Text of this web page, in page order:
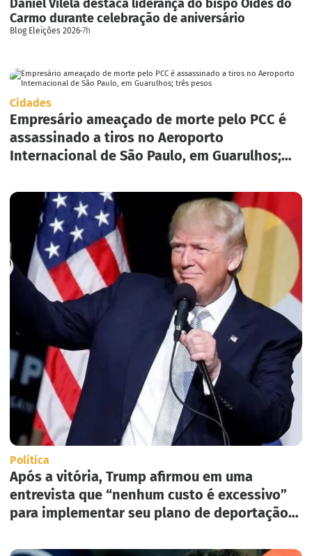
Daniel Vilela destaca liderança do bispo Oídes do
Carmo durante celebração de aniversário
Blog Eleições 2026·7h
Cidades
Empresário ameaçado de morte pelo PCC é
assassinado a tiros no Aeroporto
Internacional de São Paulo, em Guarulhos;
Política
Após a vitória, Trump afirmou em uma
entrevista que “nenhum custo é excessivo”
para implementar seu plano de deportação